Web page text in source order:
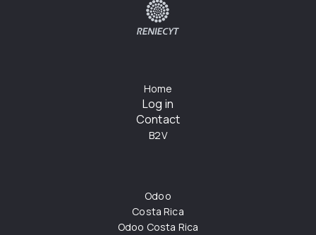
Home
Log in
Contact
B2V
Odoo
Costa Rica
Odoo Costa Rica